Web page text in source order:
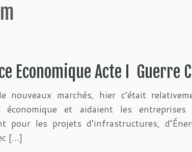
Economique Acte I Guerre
nouveaux marchés, hier c’était
économique et aidaient les
pour les projets d’infrastructures,
[…]